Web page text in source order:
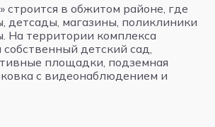
строится в обжитом районе, где
детсады, магазины, поликлиники
На территории комплекса
детский сад,
площадки, подземная
с видеонаблюдением и